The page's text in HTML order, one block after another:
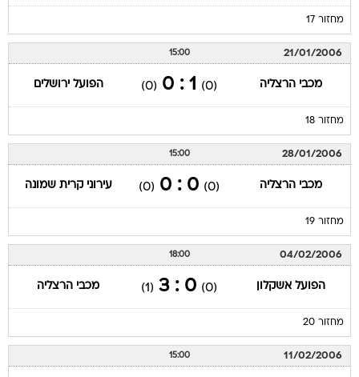
מחזור 17
21/01/2006
15:00
מכבי הרצליה (0)
1 : 0
(0) הפועל ירושלים
מחזור 18
28/01/2006
15:00
מכבי הרצליה (0)
0 : 0
(0) עירוני קרית שמונה
מחזור 19
04/02/2006
18:00
הפועל אשקלון (0)
0 : 3
(1) מכבי הרצליה
מחזור 20
11/02/2006
15:00